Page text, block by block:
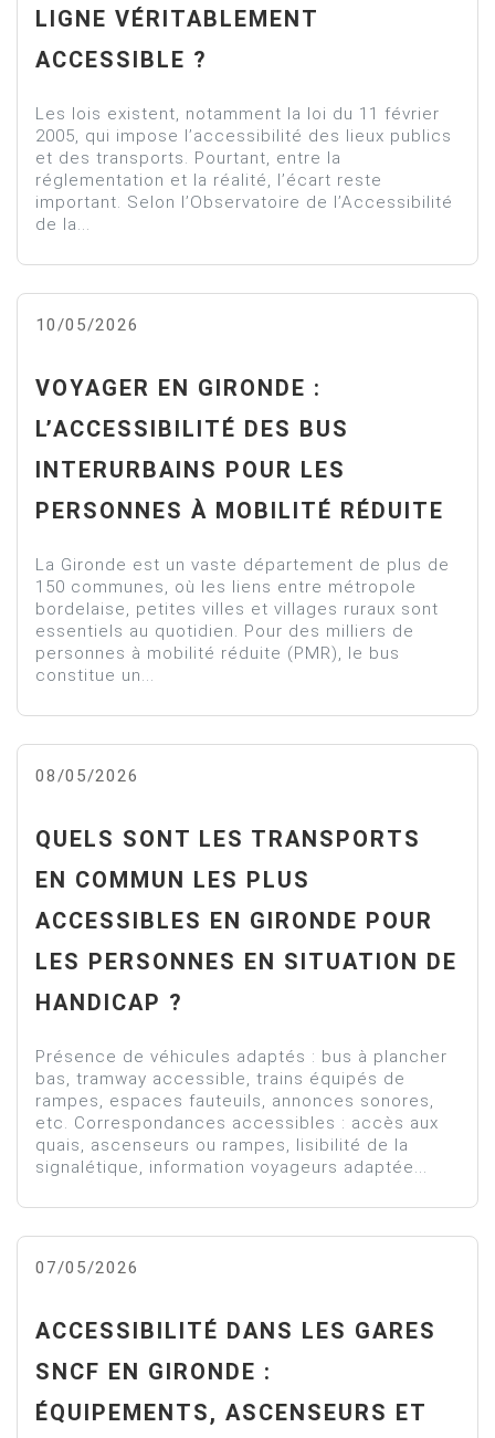
LIGNE VÉRITABLEMENT
ACCESSIBLE ?
Les lois existent, notamment la loi du 11 février
2005, qui impose l’accessibilité des lieux publics
et des transports. Pourtant, entre la
réglementation et la réalité, l’écart reste
important. Selon l’Observatoire de l’Accessibilité
de la...
10/05/2026
VOYAGER EN GIRONDE :
L’ACCESSIBILITÉ DES BUS
INTERURBAINS POUR LES
PERSONNES À MOBILITÉ RÉDUITE
La Gironde est un vaste département de plus de
150 communes, où les liens entre métropole
bordelaise, petites villes et villages ruraux sont
essentiels au quotidien. Pour des milliers de
personnes à mobilité réduite (PMR), le bus
constitue un...
08/05/2026
QUELS SONT LES TRANSPORTS
EN COMMUN LES PLUS
ACCESSIBLES EN GIRONDE POUR
LES PERSONNES EN SITUATION DE
HANDICAP ?
Présence de véhicules adaptés : bus à plancher
bas, tramway accessible, trains équipés de
rampes, espaces fauteuils, annonces sonores,
etc. Correspondances accessibles : accès aux
quais, ascenseurs ou rampes, lisibilité de la
signalétique, information voyageurs adaptée...
07/05/2026
ACCESSIBILITÉ DANS LES GARES
SNCF EN GIRONDE :
ÉQUIPEMENTS, ASCENSEURS ET